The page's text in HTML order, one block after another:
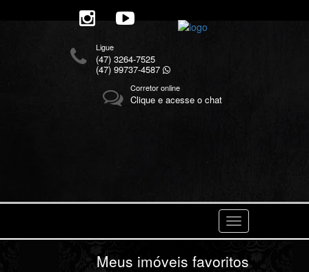
Ligue
(47) 3264-7525
(47) 99737-4587
Corretor online
Clique e acesse o chat
Navegaçåo
Meus imóveis favoritos